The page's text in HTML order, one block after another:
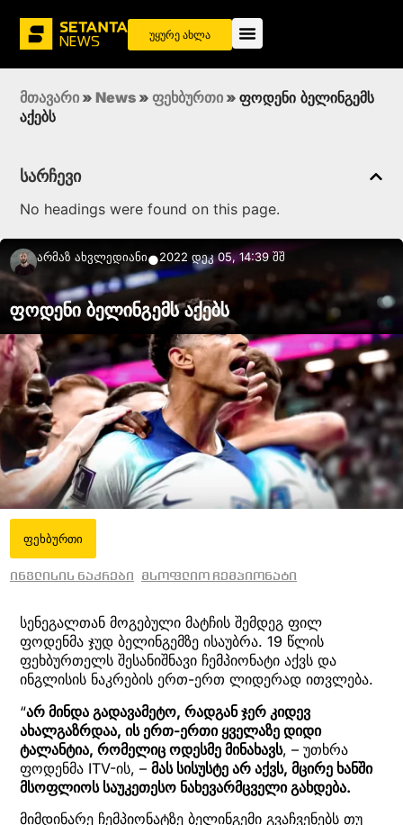
უყურე ახლა
მთავარი » News » ფეხბურთი » ფოდენი ბელინგემს
აქებს
სარჩევი
No headings were found on this page.
Არმაზ Ახვლედიანი●2022 დეკ 05, 14:39 შშ
ფოდენი ბელინგემს აქებს
ფეხბურთი
ინგლისის ნაკრები მსოფლიო ჩემპიონატი
სენეგალთან მოგებული მატჩის შემდეგ ფილ
ფოდენმა ჯუდ ბელინგემზე ისაუბრა. 19 წლის
ფეხბურთელს შესანიშნავი ჩემპიონატი აქვს და
ინგლისის ნაკრების ერთ-ერთ ლიდერად ითვლება.
“არ მინდა გადავამეტო, რადგან ჯერ კიდევ
ახალგაზრდაა, ის ერთ-ერთი ყველაზე დიდი
ტალანტია, რომელიც ოდესმე მინახავს, – უთხრა
ფოდენმა ITV-ის, – მას სისუსტე არ აქვს, მცირე ხანში
მსოფლიოს საუკეთესო ნახევარმცველი გახდება.
მიმდინარე ჩემპიონატზე ბელინგემი გვაჩვენებს თუ